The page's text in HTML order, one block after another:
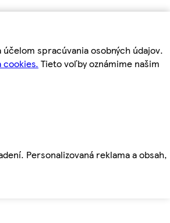
spracúvania osobných údajov.
cookies. Tieto voľby oznámime našim
Personalizovaná reklama a obsah,